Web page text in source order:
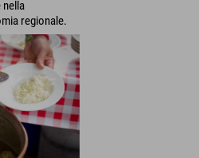
nella
regionale.